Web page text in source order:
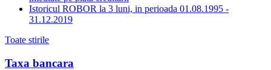
Istoricul ROBOR la 3 luni, in perioada 01.08.1995 -
31.12.2019
Toate stirile
Taxa bancara